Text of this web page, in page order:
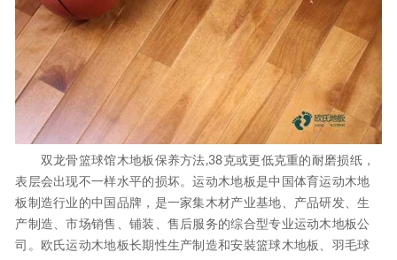
双龙骨篮球馆木地板保养方法,38克或更低克重的耐磨损纸，
表层会出现不一样水平的损坏。运动木地板是中国体育运动木地
板制造行业的中国品牌，是一家集木材产业基地、产品研发、生
产制造、市场销售、铺装、售后服务的综合型专业运动木地板公
司。欧氏运动木地板长期性生产制造和安裝篮球木地板、羽毛球